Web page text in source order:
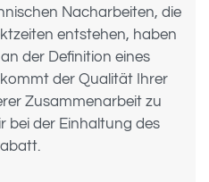
Nacharbeiten, die
entstehen, haben
der Definition eines
der Qualität Ihrer
Zusammenarbeit zu
bei der Einhaltung des